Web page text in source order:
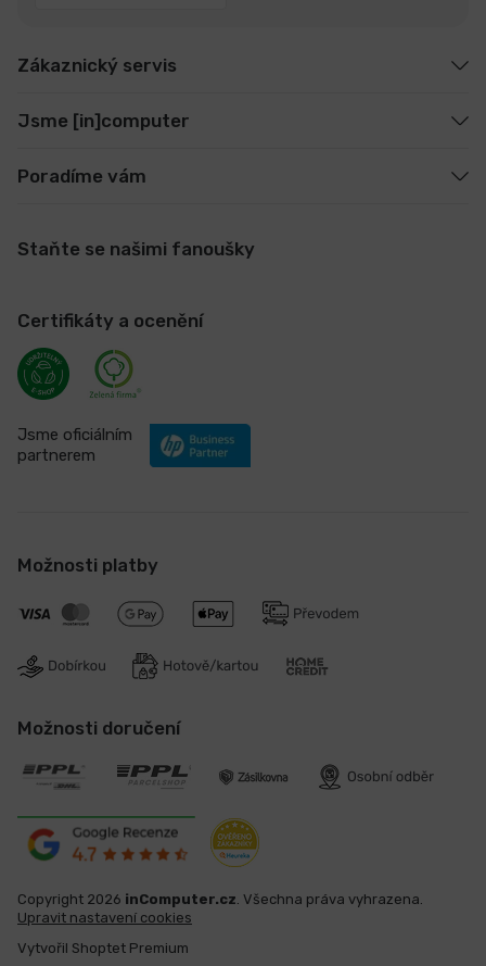
Zákaznický servis
Jsme [in]computer
Poradíme vám
Staňte se našimi fanoušky
Certifikáty a ocenění
Jsme oficiálním
partnerem
Možnosti platby
Možnosti doručení
Vytvořil Shoptet Premium
Copyright 2026 inComputer.cz . Všechna práva vyhrazena.
Upravit nastavení cookies